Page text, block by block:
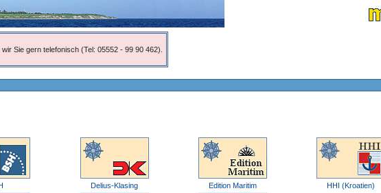
Sie gern telefonisch (Tel: 05552 - 99 90 462).
Delius-Klasing Edition Maritim HHI (Kroatien)